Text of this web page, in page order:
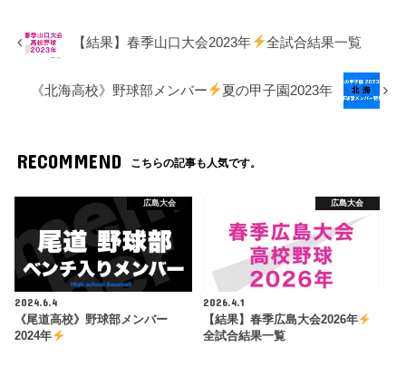
【結果】春季山口大会2023年 全試合結果一覧
《北海高校》野球部メンバー 夏の甲子園2023年
RECOMMEND こちらの記事も人気です。
広島大会
2024.6.4
《尾道高校》野球部メンバー
2024年
広島大会
2026.4.1
【結果】春季広島大会2026年
全試合結果一覧